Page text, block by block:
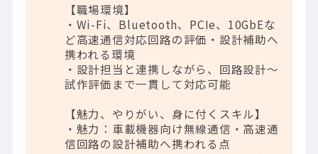
【職場環境】
・Wi-Fi、Bluetooth、PCIe、10GbEな
ど高速通信対応回路の評価・設計補助へ
携われる環境
・設計担当と連携しながら、回路設計～
試作評価まで一貫して対応可能
【魅力、やりがい、身に付くスキル】
・魅力：車載機器向け無線通信・高速通
信回路の設計補助へ携われる点